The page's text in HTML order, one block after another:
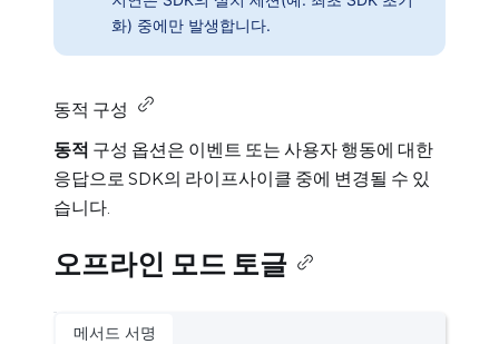
화) 중에만 발생합니다.
동적 구성
동적 구성 옵션은 이벤트 또는 사용자 행동에 대한
응답으로 SDK의 라이프사이클 중에 변경될 수 있
습니다.
오프라인 모드 토글
메서드 서명